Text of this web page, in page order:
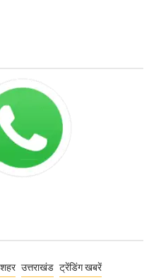
उत्तराखंड ट्रेंडिंग खबरें